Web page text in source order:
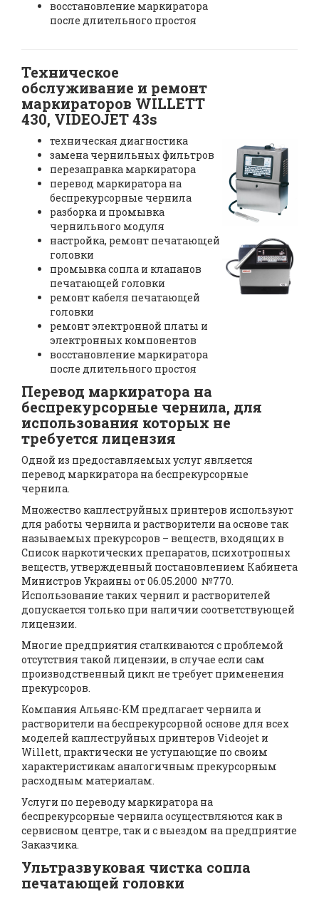
восстановление маркиратора
после длительного простоя
Техническое
обслуживание и ремонт
маркираторов WILLETT
430, VIDEOJET 43s
техническая диагностика
замена чернильных фильтров
перезаправка маркиратора
перевод маркиратора на
беспрекурсорные чернила
разборка и промывка
чернильного модуля
настройка, ремонт печатающей
головки
промывка сопла и клапанов
печатающей головки
ремонт кабеля печатающей
головки
ремонт электронной платы и
электронных компонентов
восстановление маркиратора
после длительного простоя
Перевод маркиратора на
беспрекурсорные чернила, для
использования которых не
требуется лицензия
Одной из предоставляемых услуг является
перевод маркиратора на беспрекурсорные
чернила.
Множество каплеструйных принтеров используют
для работы чернила и растворители на основе так
называемых прекурсоров – веществ, входящих в
Список наркотических препаратов, психотропных
веществ, утвержденный постановлением Кабинета
Министров Украины от 06.05.2000 №770.
Использование таких чернил и растворителей
допускается только при наличии соответствующей
лицензии.
Многие предприятия сталкиваются с проблемой
отсутствия такой лицензии, в случае если сам
производственный цикл не требует применения
прекурсоров.
Компания Альянс-КМ предлагает чернила и
растворители на беспрекурсорной основе для всех
моделей каплеструйных принтеров Videojet и
Willett, практически не уступающие по своим
характеристикам аналогичным прекурсорным
расходным материалам.
Услуги по переводу маркиратора на
беспрекурсорные чернила осуществляются как в
сервисном центре, так и с выездом на предприятие
Заказчика.
Ультразвуковая чистка сопла
печатающей головки